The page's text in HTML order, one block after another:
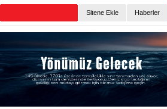
Sitene Ekle Haberler